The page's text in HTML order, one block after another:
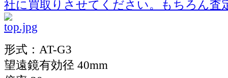
形式：AT-G3
望遠鏡有効径 40mm